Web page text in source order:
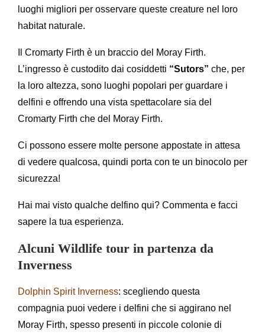
luoghi migliori per osservare queste creature nel loro
habitat naturale.
Il Cromarty Firth è un braccio del Moray Firth.
L’ingresso è custodito dai cosiddetti “Sutors” che, per
la loro altezza, sono luoghi popolari per guardare i
delfini e offrendo una vista spettacolare sia del
Cromarty Firth che del Moray Firth.
Ci possono essere molte persone appostate in attesa
di vedere qualcosa, quindi porta con te un binocolo per
sicurezza!
Hai mai visto qualche delfino qui? Commenta e facci
sapere la tua esperienza.
Alcuni Wildlife tour in partenza da
Inverness
Dolphin Spirit Inverness: scegliendo questa
compagnia puoi vedere i delfini che si aggirano nel
Moray Firth, spesso presenti in piccole colonie di